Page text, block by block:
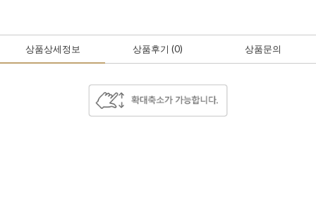
상품상세정보 상품후기 (0) 상품문의